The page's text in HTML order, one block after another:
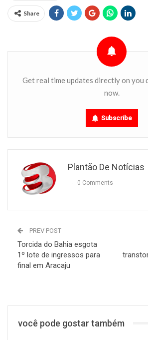
Share
Get real time updates directly on you
now.
Subscribe
Plantão De Notícias
0 Comments
PREV POST
Torcida do Bahia esgota
1º lote de ingressos para
final em Aracaju
você pode gostar também